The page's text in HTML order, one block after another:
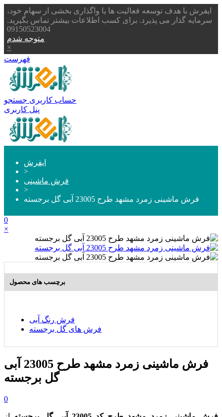
ایفرش با هدف توسعه فعالیت ها یا واگذاری بخشی از سهام خود،
سرمایه گذار می پذیرد. برای کسب اطلاعات بیشتر تماس بگیرید.
09150523004
متوجه شدم
×
فهرست
حساب کاربری جستجو
پنل کاربری
ایفرش
>
فرش ماشینی
>
فرش ماشینی زمرد مشهد طرح 23005 آبی گل برجسته
0
×
برچسب های محصول
فرش رنگ آبی
فرش های گل برجسته
فرش ماشینی زمرد مشهد طرح 23005 آبی
گل برجسته
0